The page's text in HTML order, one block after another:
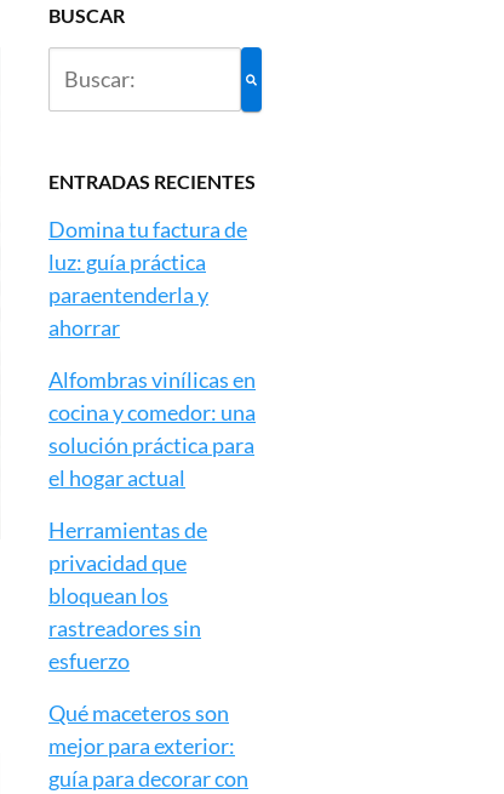
BUSCAR
ENTRADAS RECIENTES
Domina tu factura de
luz: guía práctica
paraentenderla y
ahorrar
Alfombras vinílicas en
cocina y comedor: una
solución práctica para
el hogar actual
Herramientas de
privacidad que
bloquean los
rastreadores sin
esfuerzo
Qué maceteros son
mejor para exterior:
guía para decorar con